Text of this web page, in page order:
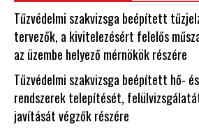
Tűzvédelmi szakvizsga beépített
tervezők, a kivitelezésért felelős
az üzembe helyező mérnökök részére
Tűzvédelmi szakvizsga beépített hő-
rendszerek telepítését,
javítását végzők részére